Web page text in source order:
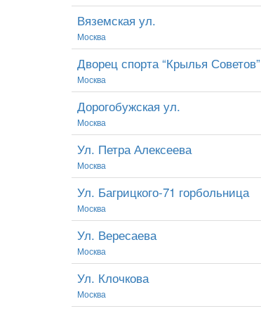
Вяземская ул.
Москва
Дворец спорта “Крылья Советов”
Москва
Дорогобужская ул.
Москва
Ул. Петра Алексеева
Москва
Ул. Багрицкого-71 горбольница
Москва
Ул. Вересаева
Москва
Ул. Клочкова
Москва